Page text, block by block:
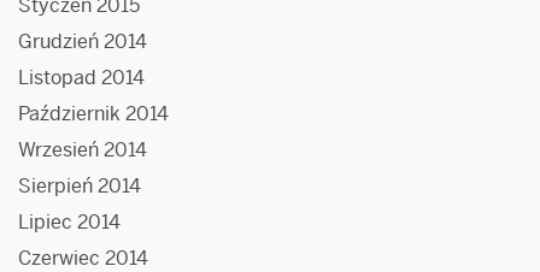
Styczeń 2015
Grudzień 2014
Listopad 2014
Październik 2014
Wrzesień 2014
Sierpień 2014
Lipiec 2014
Czerwiec 2014